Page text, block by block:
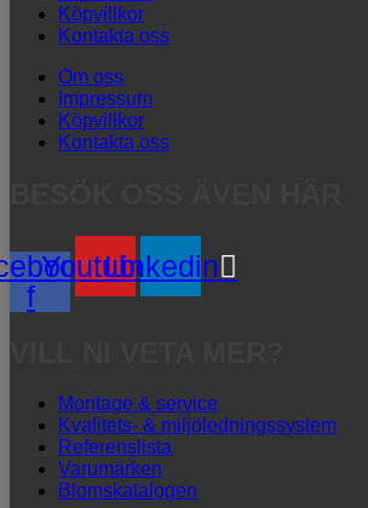
Köpvillkor
Kontakta oss
Om oss
Impressum
Köpvillkor
Kontakta oss
f
YoutubeLinkedin
Montage & service
Kvalitets- & miljöledningssystem
Referenslista
Varumärken
Blomskatalogen